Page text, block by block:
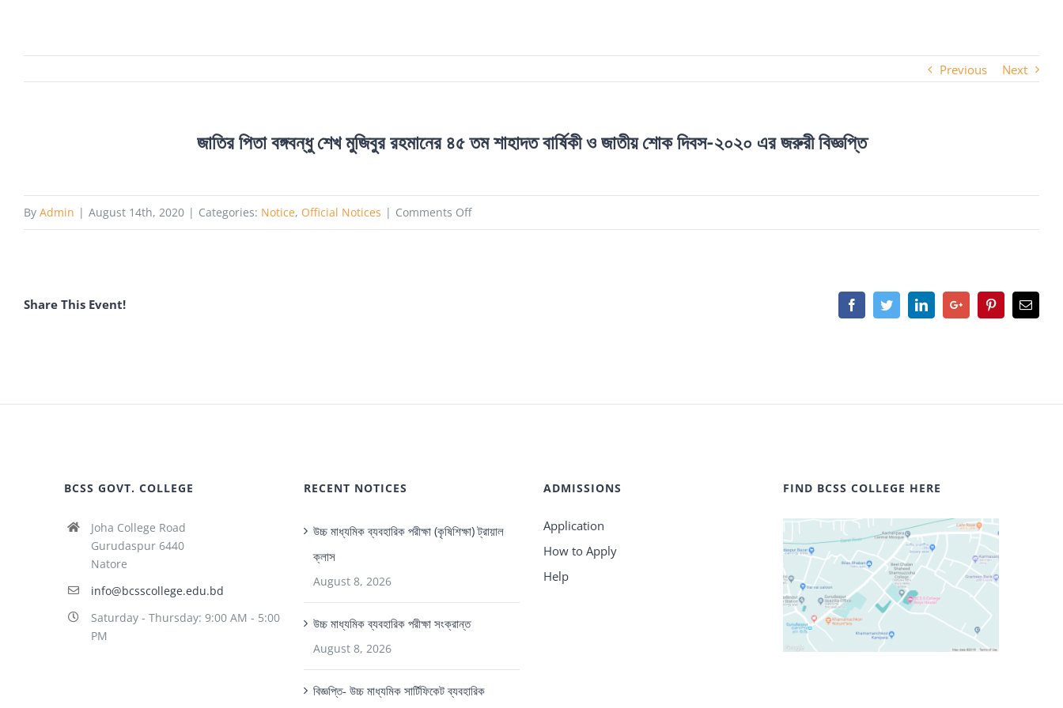
Previous Next
জাতির পিতা বঙ্গবন্ধু শেখ মুজিবুর রহমানের ৪৫ তম শাহাদত বার্ষিকী ও জাতীয় শোক দিবস-২০২০ এর জরুরী বিজ্ঞপ্তি
By Admin | August 14th, 2020 | Categories: Notice, Official Notices | Comments Offon
Share This Event! FacebookTwitterLinkedInGoogle+ PinterestEmail
BCSS GOVT. COLLEGE
Joha College Road
Gurudaspur 6440
Natore
info@bcsscollege.edu.bd
Saturday - Thursday: 9:00 AM - 5:00
PM
RECENT NOTICES
উচ্চ মাধ্যমিক ব্যবহারিক পরীক্ষা (কৃষিশিক্ষা) ট্রায়াল
ক্লাস
August 8, 2026
উচ্চ মাধ্যমিক ব্যবহারিক পরীক্ষা সংক্রান্ত
August 8, 2026
বিজ্ঞপ্তি- উচ্চ মাধ্যমিক সার্টিফিকেট ব্যবহারিক
ADMISSIONS
Application
How to Apply
Help
FIND BCSS COLLEGE HERE